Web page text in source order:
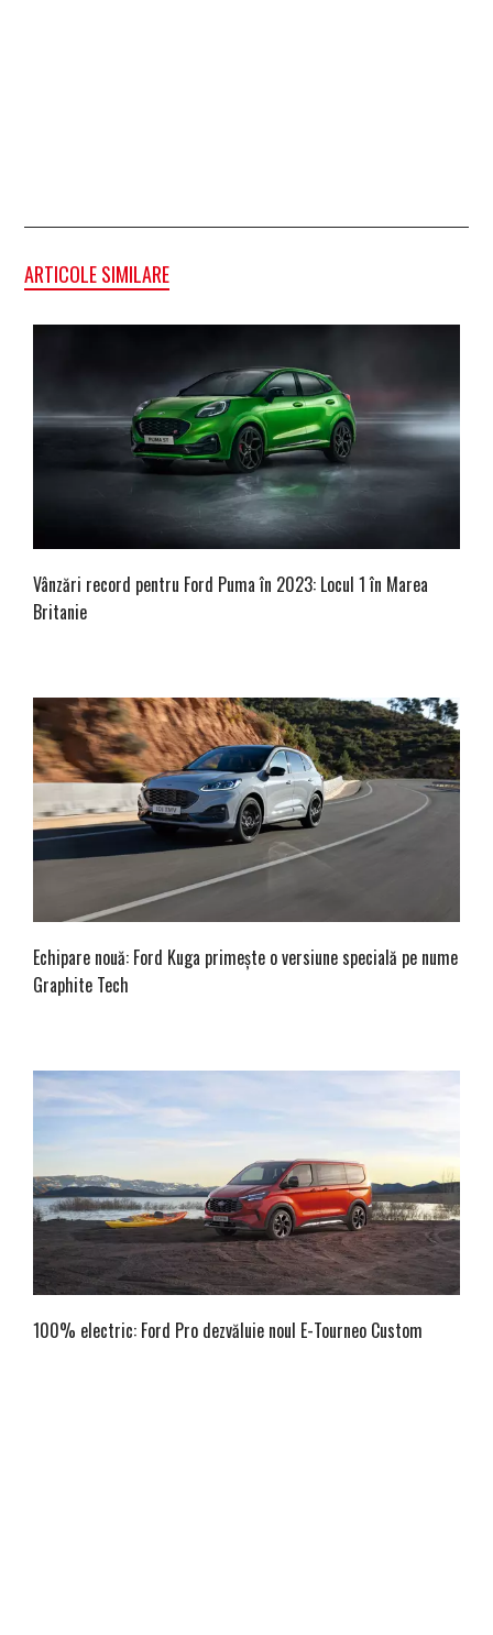
ARTICOLE SIMILARE
Vânzări record pentru Ford Puma în 2023: Locul 1 în Marea
Britanie
Echipare nouă: Ford Kuga primește o versiune specială pe nume
Graphite Tech
100% electric: Ford Pro dezvăluie noul E-Tourneo Custom